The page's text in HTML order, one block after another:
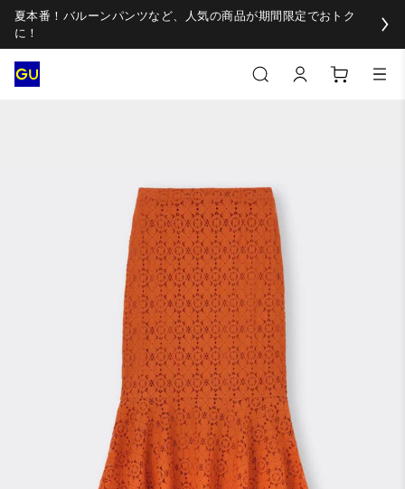
夏本番！バルーンパンツなど、人気の商品が期間限定でおトク
に！